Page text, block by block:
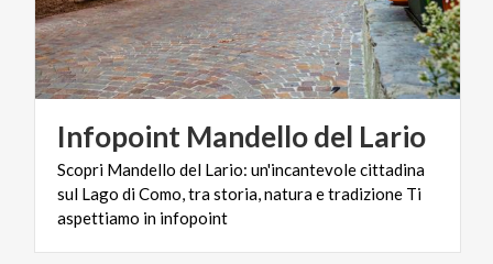
Infopoint Mandellodel Lario
Scopri Mandello del Lario: un'incantevole cittadina
sul Lago di Como, tra storia, natura e tradizione Ti
aspettiamo in infopoint